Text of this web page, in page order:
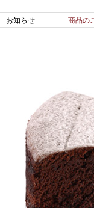
お知らせ 商品の